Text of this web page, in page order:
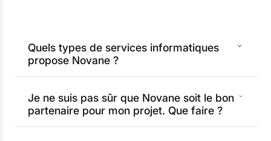
Quels types de services informatiques
propose Novane ?
Je ne suis pas sûr que Novane soit le bon
partenaire pour mon projet. Que faire ?